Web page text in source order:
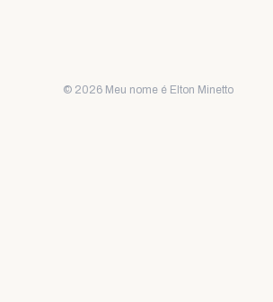
© 2026 Meu nome é Elton Minetto